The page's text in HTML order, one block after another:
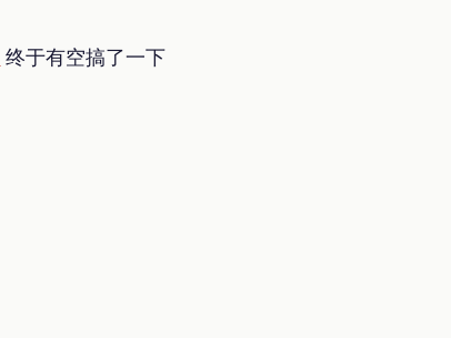
终于有空搞了一下